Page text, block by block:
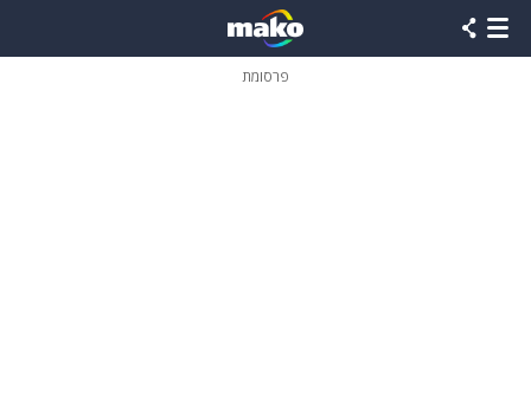
פרסומת